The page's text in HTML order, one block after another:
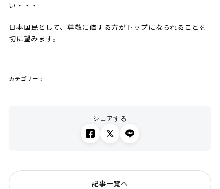
い・・・
日本国民として、尊敬に値する方がトップになられることを
切に望みます。
カテゴリー：
シェアする
記事一覧へ